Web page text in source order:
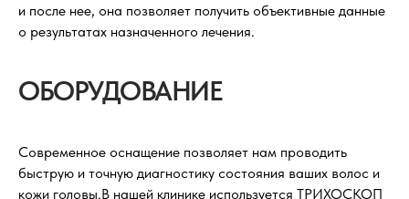
и после нее, она позволяет получить объективные данные
о результатах назначенного лечения.
ОБОРУДОВАНИЕ
Современное оснащение позволяет нам проводить
быструю и точную диагностику состояния ваших волос и
кожи головы.В нашей клинике используется ТРИХОСКОП